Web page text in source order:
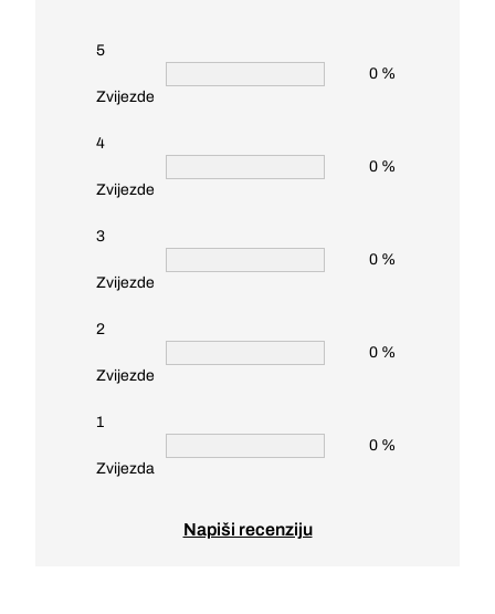
5
Zvijezde
0 %
4
Zvijezde
0 %
3
Zvijezde
0 %
2
Zvijezde
0 %
1
Zvijezda
0 %
Napiši recenziju